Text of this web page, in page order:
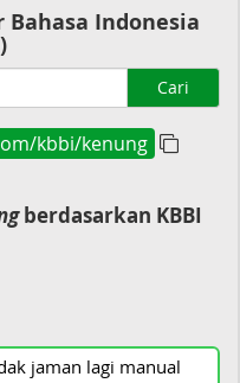
Bahasa Indonesia
Cari
kbbi/kenung
berdasarkan KBBI
jaman lagi manual